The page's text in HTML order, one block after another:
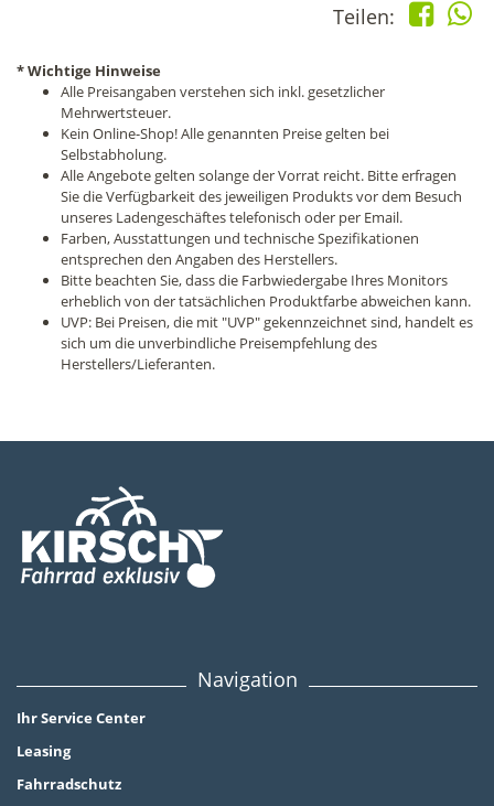
Teilen:
* Wichtige Hinweise
Alle Preisangaben verstehen sich inkl. gesetzlicher
Mehrwertsteuer.
Kein Online-Shop! Alle genannten Preise gelten bei
Selbstabholung.
Alle Angebote gelten solange der Vorrat reicht. Bitte erfragen
Sie die Verfügbarkeit des jeweiligen Produkts vor dem Besuch
unseres Ladengeschäftes telefonisch oder per Email.
Farben, Ausstattungen und technische Spezifikationen
entsprechen den Angaben des Herstellers.
Bitte beachten Sie, dass die Farbwiedergabe Ihres Monitors
erheblich von der tatsächlichen Produktfarbe abweichen kann.
UVP: Bei Preisen, die mit "UVP" gekennzeichnet sind, handelt es
sich um die unverbindliche Preisempfehlung des
Herstellers/Lieferanten.
Navigation
Ihr Service Center
Leasing
Fahrradschutz